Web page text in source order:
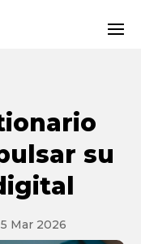
su
5 Mar 2026